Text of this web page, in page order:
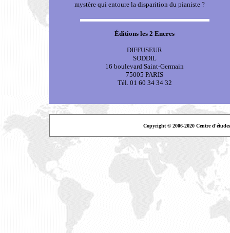
mystère qui entoure la disparition du pianiste ?
Éditions les 2 Encres
DIFFUSEUR
SODDIL
16 boulevard Saint-Germain
75005 PARIS
Tél. 01 60 34 34 32
Copyright © 2006-2020 Centre